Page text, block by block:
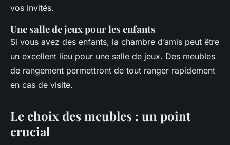
vos invités.
Une salle de jeux pour les enfants
Si vous avez des enfants, la chambre d’amis peut être
un excellent lieu pour une salle de jeux. Des meubles
de rangement permettront de tout ranger rapidement
en cas de visite.
Le choix des meubles : un point
crucial